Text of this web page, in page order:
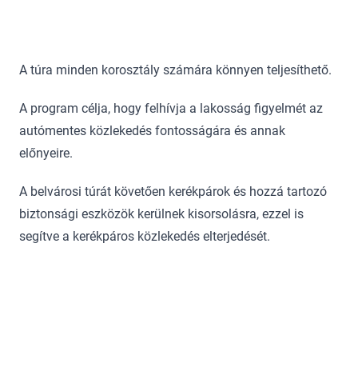
A túra minden korosztály számára könnyen teljesíthető.
A program célja, hogy felhívja a lakosság figyelmét az
autómentes közlekedés fontosságára és annak
előnyeire.
A belvárosi túrát követően kerékpárok és hozzá tartozó
biztonsági eszközök kerülnek kisorsolásra, ezzel is
segítve a kerékpáros közlekedés elterjedését.